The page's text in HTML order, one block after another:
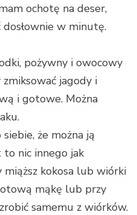
ochotę na deser,
w minutę.
pożywny i owocowy
jagody i
i gotowe. Można
że można ją
to nic innego jak
miąższ kokosa lub wiórki
mąkę lub przy
samemu z wiórków.